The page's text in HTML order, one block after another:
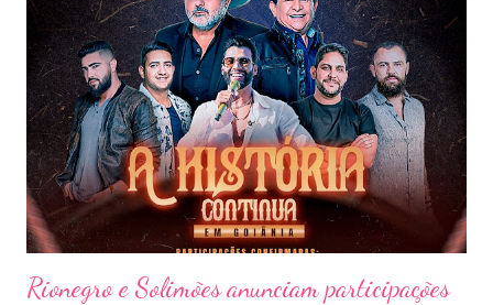
em todas as plataformas de áudio e já contabiliza milhões de
visualizações e streamings. A música, que é o primeiro
lançamento do projeto No Churrasco 2, atingiu o primeiro lugar
nas rádios e é a música mais tocada do país, segundo a Crowley.
Emocionado, Clayton agradece “Só temos motivo para
agradecer. Uma música em primeiro lugar nas rádios de todo o
país é uma alegria sem tamanho. Obrigado, ...
Rionegro e Solimões anunciam participações